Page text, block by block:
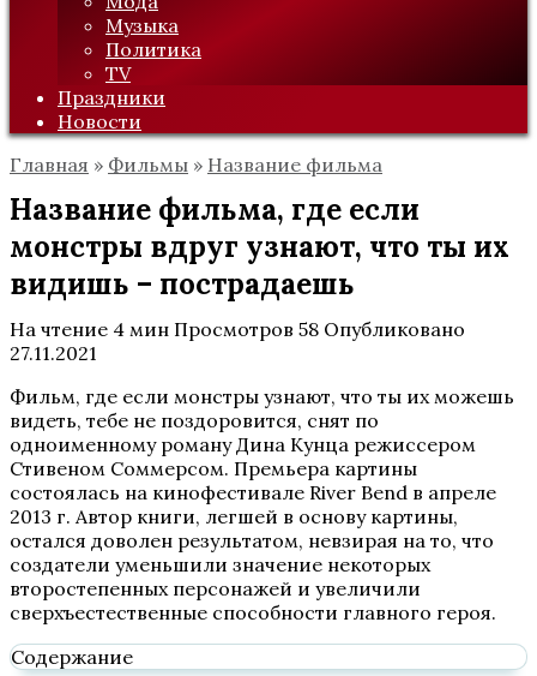
Музыка
Политика
TV
Праздники
Новости
Главная » Фильмы » Название фильма
Название фильма, где если
монстры вдруг узнают, что ты их
видишь – пострадаешь
На чтение 4 мин Просмотров 58 Опубликовано
27.11.2021
Фильм, где если монстры узнают, что ты их можешь
видеть, тебе не поздоровится, снят по
одноименному роману Дина Кунца режиссером
Стивеном Соммерсом. Премьера картины
состоялась на кинофестивале River Bend в апреле
2013 г. Автор книги, легшей в основу картины,
остался доволен результатом, невзирая на то, что
создатели уменьшили значение некоторых
второстепенных персонажей и увеличили
сверхъестественные способности главного героя.
Содержание